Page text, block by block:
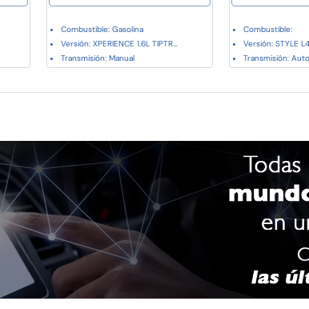
Combustible: Gasolina
Versión: XPERIENCE 1.6L TIPTR...
Transmisión: Manual
Combustible:
Versión: STYLE
Transmisión: